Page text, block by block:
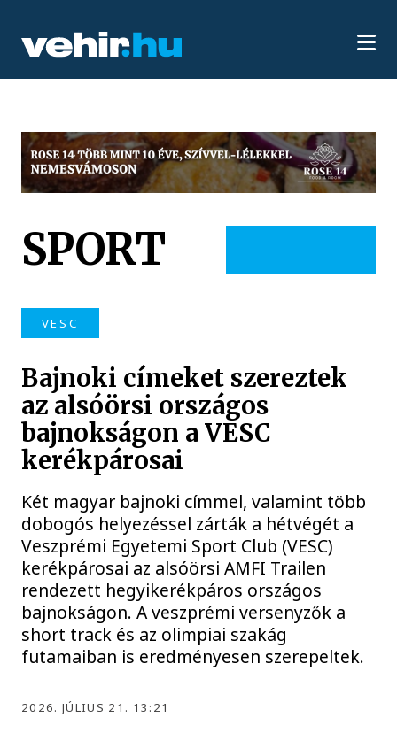
SPORT
VESC
Bajnoki címeket szereztek
az alsóörsi országos
bajnokságon a VESC
kerékpárosai
Két magyar bajnoki címmel, valamint több
dobogós helyezéssel zárták a hétvégét a
Veszprémi Egyetemi Sport Club (VESC)
kerékpárosai az alsóörsi AMFI Trailen
rendezett hegyikerékpáros országos
bajnokságon. A veszprémi versenyzők a
short track és az olimpiai szakág
futamaiban is eredményesen szerepeltek.
2026. JÚLIUS 21. 13:21